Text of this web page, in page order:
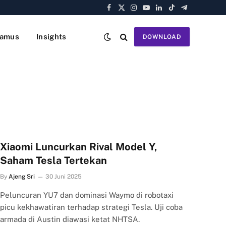
Facebook
X
Instagram
YouTube
LinkedIn
TikTokTelegram
Insights DOWNLOAD
Xiaomi Luncurkan Rival Model Y,
Saham Tesla Tertekan
By Ajeng Sri 30 Juni 2025
Peluncuran YU7 dan dominasi Waymo di robotaxi
picu kekhawatiran terhadap strategi Tesla. Uji coba
armada di Austin diawasi ketat NHTSA.